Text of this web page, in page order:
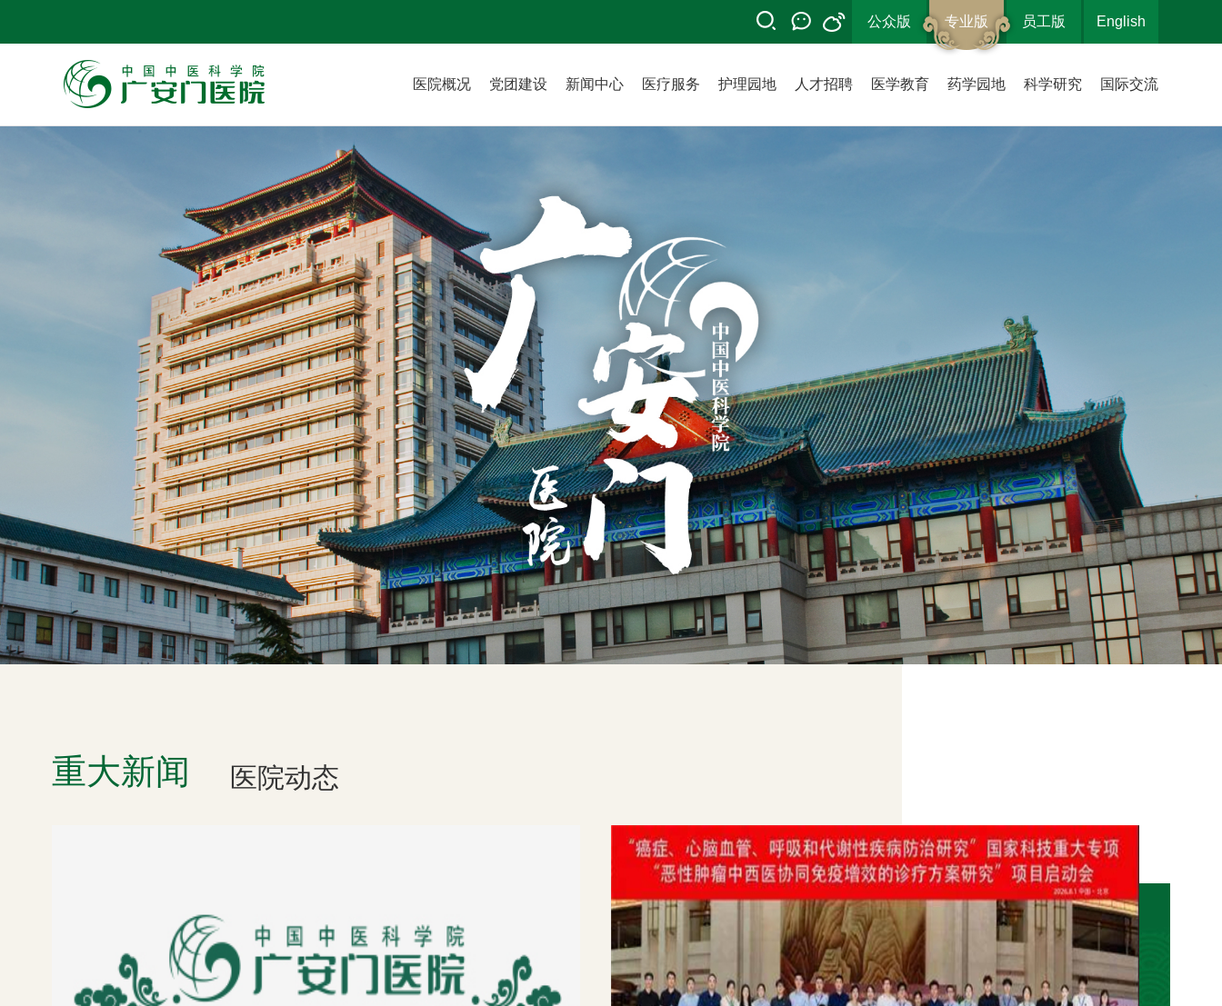
公众版 专业版 员工版 English
医院概况 党团建设 新闻中心 医疗服务 护理园地 人才招聘 医学教育 药学园地 科学研究 国际交流
重大新闻 医院动态